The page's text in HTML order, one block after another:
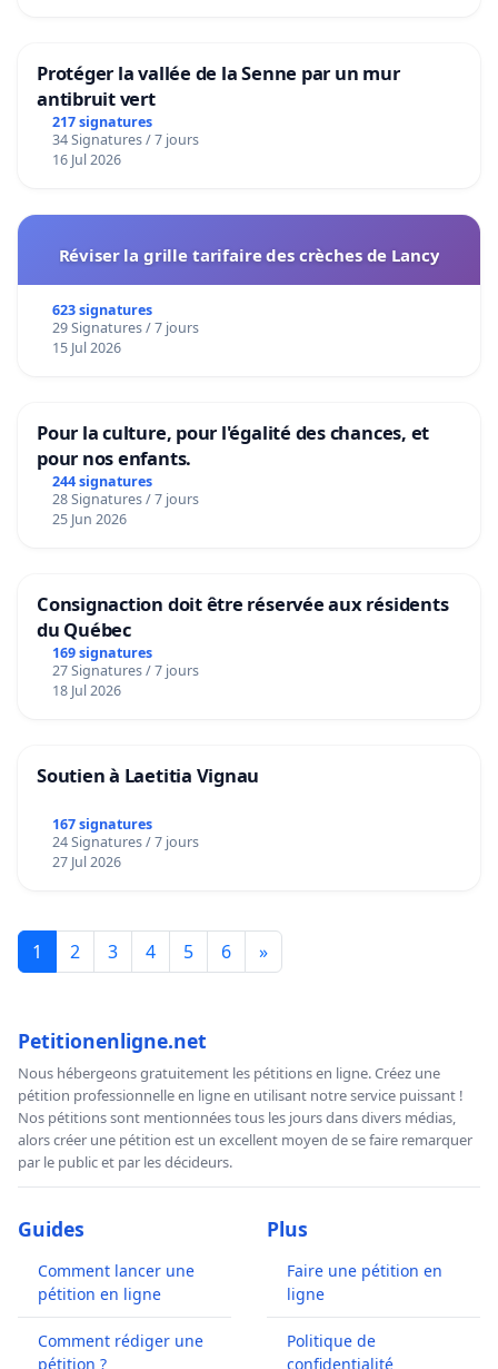
Protéger la vallée de la Senne par un mur
antibruit vert
217 signatures
34 Signatures / 7 jours
16 Jul 2026
Réviser la grille tarifaire des crèches de Lancy
623 signatures
29 Signatures / 7 jours
15 Jul 2026
Pour la culture, pour l'égalité des chances, et
pour nos enfants.
244 signatures
28 Signatures / 7 jours
25 Jun 2026
Consignaction doit être réservée aux résidents
du Québec
169 signatures
27 Signatures / 7 jours
18 Jul 2026
Soutien à Laetitia Vignau
167 signatures
24 Signatures / 7 jours
27 Jul 2026
1 2 3 4 5 6 »
Petitionenligne.net
Nous hébergeons gratuitement les pétitions en ligne. Créez une
pétition professionnelle en ligne en utilisant notre service puissant !
Nos pétitions sont mentionnées tous les jours dans divers médias,
alors créer une pétition est un excellent moyen de se faire remarquer
par le public et par les décideurs.
Guides
Comment lancer une
pétition en ligne
Comment rédiger une
pétition ?
Plus
Faire une pétition en
ligne
Politique de
confidentialité